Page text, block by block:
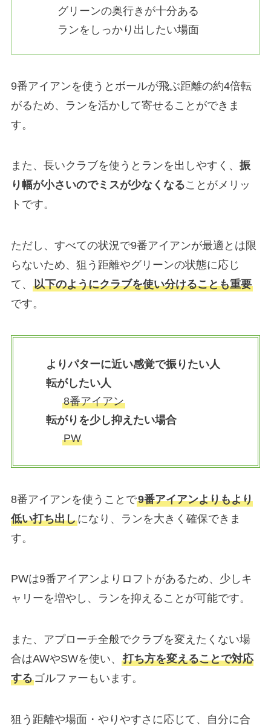
グリーンの奥行きが十分ある
ランをしっかり出したい場面
9番アイアンを使うとボールが飛ぶ距離の約4倍転
がるため、ランを活かして寄せることができま
す。
また、長いクラブを使うとランを出しやすく、 振
り幅が小さいのでミスが少なくなることがメリッ
トです。
ただし、すべての状況で9番アイアンが最適とは限
らないため、狙う距離やグリーンの状態に応じ
て、 以下のようにクラブを使い分けることも重要
です。
よりパターに近い感覚で振りたい人
転がしたい人
8番アイアン
転がりを少し抑えたい場合
PW
8番アイアンを使うことで9番アイアンよりもより
低い打ち出しになり、ランを大きく確保できま
す。
PWは9番アイアンよりロフトがあるため、少しキ
ャリーを増やし、ランを抑えることが可能です。
また、アプローチ全般でクラブを変えたくない場
合はAWやSWを使い、 打ち方を変えることで対応
するゴルファーもいます。
狙う距離や場面・やりやすさに応じて、自分に合